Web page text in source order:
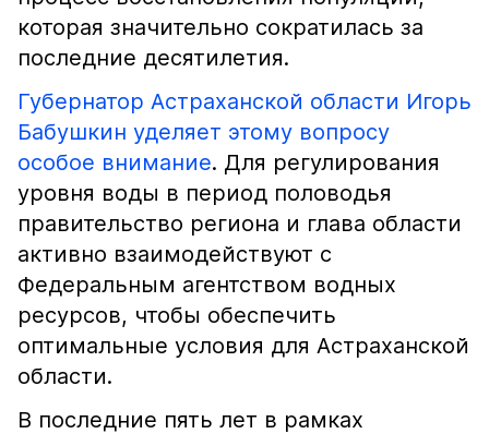
которая значительно сократилась за
последние десятилетия.
Губернатор Астраханской области Игорь
Бабушкин уделяет этому вопросу
особое внимание. Для регулирования
уровня воды в период половодья
правительство региона и глава области
активно взаимодействуют с
Федеральным агентством водных
ресурсов, чтобы обеспечить
оптимальные условия для Астраханской
области.
В последние пять лет в рамках